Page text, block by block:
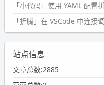
「小代码」使用 YAML 配
「折腾」在 VSCode 中连
站点信息
文章总数:2885